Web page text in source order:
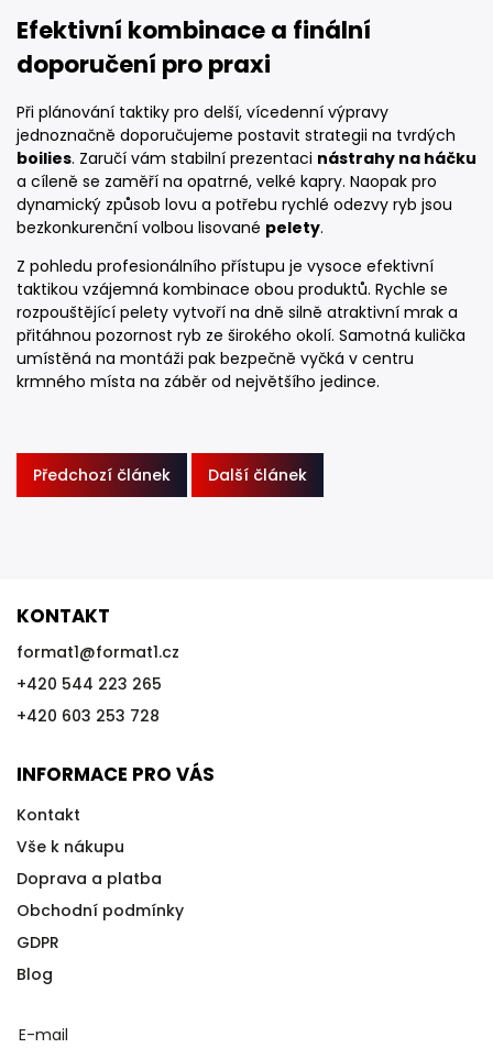
Efektivní kombinace a finální
doporučení pro praxi
Při plánování taktiky pro delší, vícedenní výpravy
jednoznačně doporučujeme postavit strategii na tvrdých
boilies. Zaručí vám stabilní prezentaci nástrahy na háčku
a cíleně se zaměří na opatrné, velké kapry. Naopak pro
dynamický způsob lovu a potřebu rychlé odezvy ryb jsou
bezkonkurenční volbou lisované pelety.
Z pohledu profesionálního přístupu je vysoce efektivní
taktikou vzájemná kombinace obou produktů. Rychle se
rozpouštějící pelety vytvoří na dně silně atraktivní mrak a
přitáhnou pozornost ryb ze širokého okolí. Samotná kulička
umístěná na montáži pak bezpečně vyčká v centru
krmného místa na záběr od největšího jedince.
Předchozí článek Další článek
KONTAKT
format1@format1.cz
+420 544 223 265
+420 603 253 728
INFORMACE PRO VÁS
Kontakt
Vše k nákupu
Doprava a platba
Obchodní podmínky
GDPR
Blog
E-mail